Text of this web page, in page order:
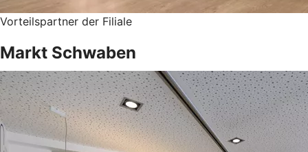
Vorteilspartner der Filiale
Markt Schwaben